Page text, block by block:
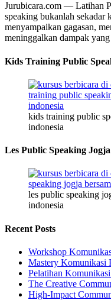
Jurubicara.com — Latihan
speaking bukanlah sekadar
menyampaikan gagasan,
meninggalkan dampak
Kids Training Public
kids training public
indonesia
Les Public Speaking Jogja
les public speaking
indonesia
Recent Posts
Workshop
Mastery Komunikasi
Pelatihan
The Creative
High-Impact